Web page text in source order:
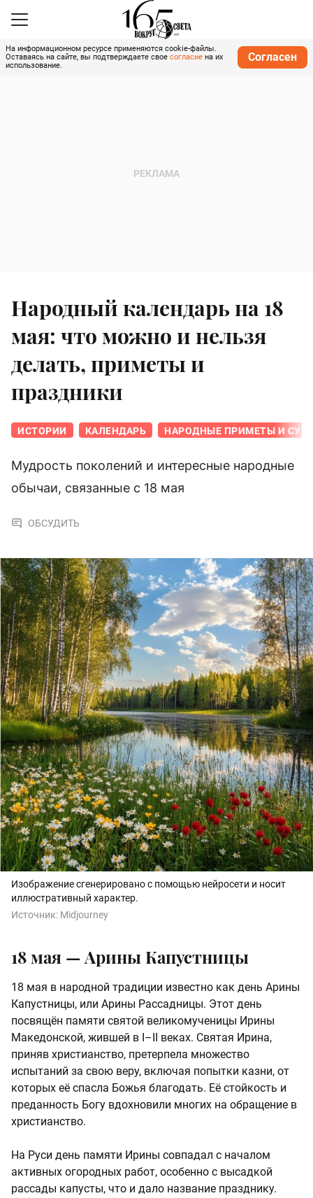
На информационном ресурсе применяются cookie-файлы.
Оставаясь на сайте, вы подтверждаете свое согласие на их
использование.
Согласен
Народный календарь на 18
мая: что можно и нельзя
делать, приметы и
праздники
ИСТОРИИ КАЛЕНДАРЬ НАРОДНЫЕ ПРИМЕТЫ И
Мудрость поколений и интересные народные
обычаи, связанные с 18 мая
ОБСУДИТЬ
Изображение сгенерировано с помощью нейросети и носит
иллюстративный характер.
Источник: Midjourney
18 мая — Арины Капустницы
18 мая в народной традиции известно как день Арины
Капустницы, или Арины Рассадницы. Этот день
посвящён памяти святой великомученицы Ирины
Македонской, жившей в I–II веках. Святая Ирина,
приняв христианство, претерпела множество
испытаний за свою веру, включая попытки казни, от
которых её спасла Божья благодать. Её стойкость и
преданность Богу вдохновили многих на обращение в
христианство.
На Руси день памяти Ирины совпадал с началом
активных огородных работ, особенно с высадкой
рассады капусты, что и дало название празднику.